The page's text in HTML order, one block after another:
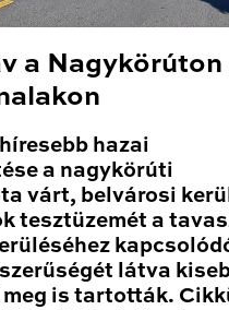
a Nagykörúton
hazai
a nagykörúti
várt, belvárosi
tesztüzemét a
látva
is tartották.